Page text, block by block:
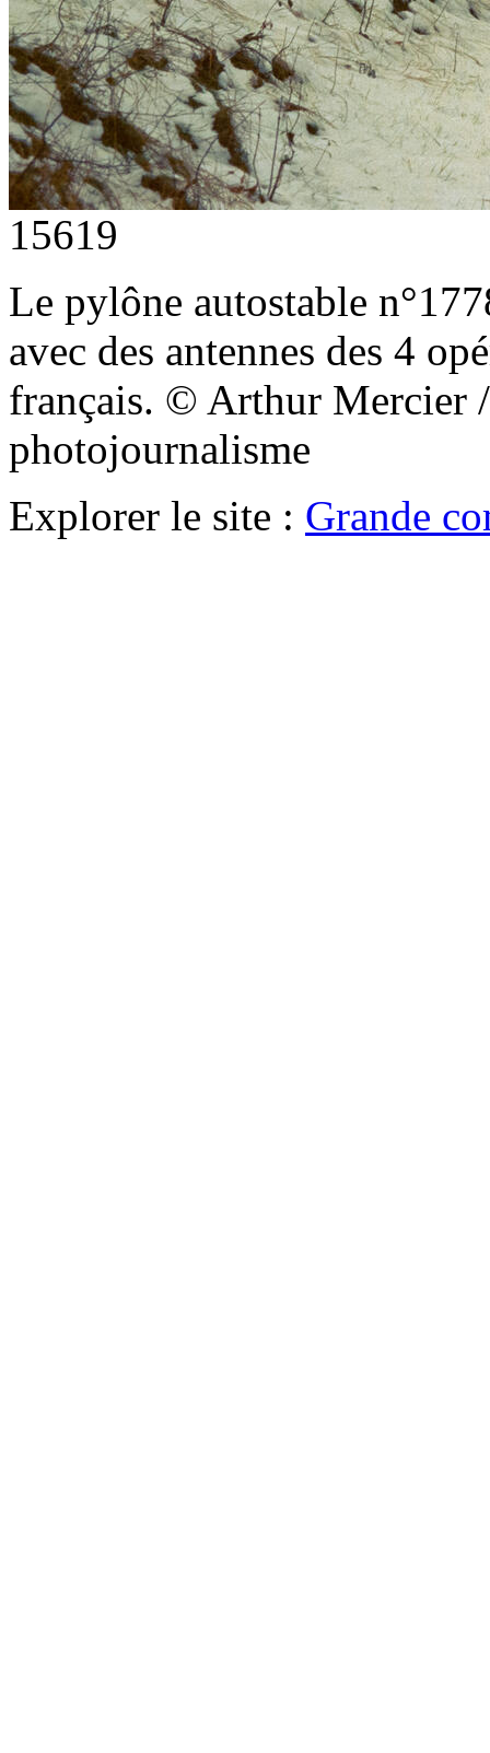
15619
Le pylône autostable
avec des antennes des 4
français. © Arthur Mercier
photojournalisme
Explorer le site : Grande